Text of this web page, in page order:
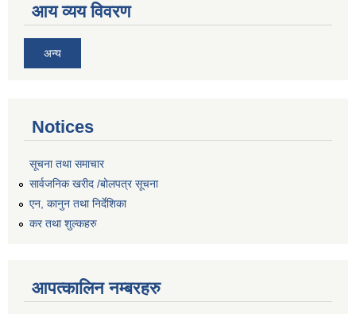
आय व्यय विवरण
अन्य
Notices
सूचना तथा समाचार
सार्वजनिक खरीद /बोलपत्र सूचना
एन, कानुन तथा निर्देशिका
कर तथा शुल्कहरु
आपत्कालिन नम्बरहरु